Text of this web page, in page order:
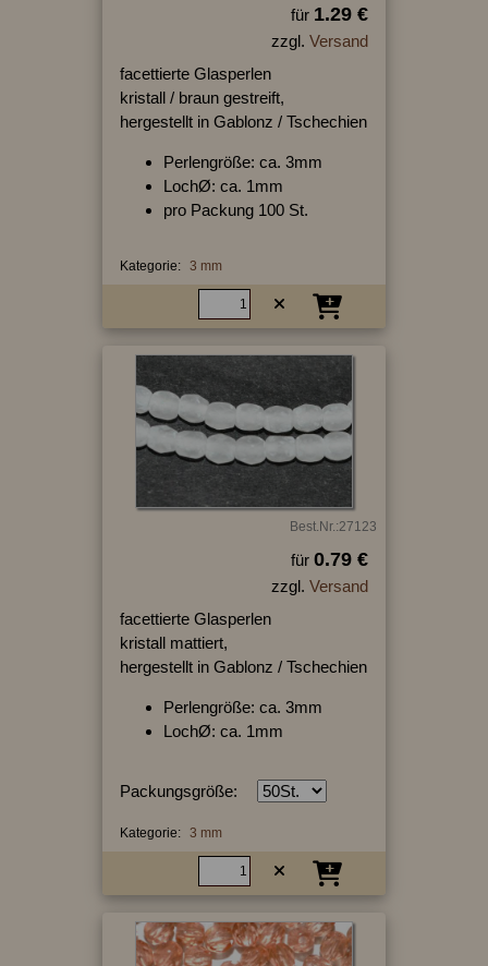
für 1.29 €
zzgl. Versand
facettierte Glasperlen
kristall / braun gestreift,
hergestellt in Gablonz / Tschechien
Perlengröße: ca. 3mm
LochØ: ca. 1mm
pro Packung 100 St.
Kategorie: 3 mm
Best.Nr.:27123
für 0.79 €
zzgl. Versand
facettierte Glasperlen
kristall mattiert,
hergestellt in Gablonz / Tschechien
Perlengröße: ca. 3mm
LochØ: ca. 1mm
Packungsgröße:
Kategorie: 3 mm